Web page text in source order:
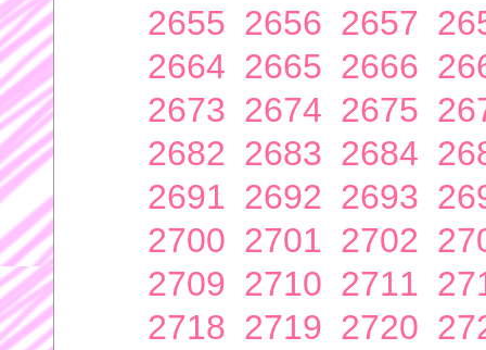
2655 2656 2657
2664 2665 2666
2673 2674 2675
2682 2683 2684
2691 2692 2693
2700 2701 2702
2709 2710 2711
2718 2719 2720